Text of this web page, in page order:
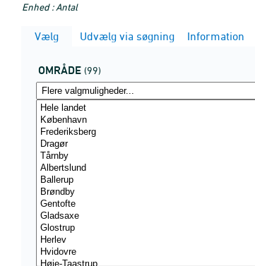
Enhed : Antal
Vælg
Udvælg via søgning Information
OMRÅDE (99)